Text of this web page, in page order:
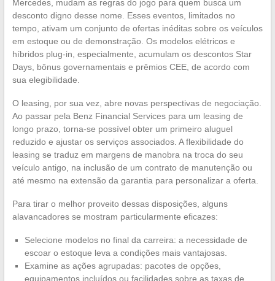
Mercedes, mudam as regras do jogo para quem busca um
desconto digno desse nome. Esses eventos, limitados no
tempo, ativam um conjunto de ofertas inéditas sobre os veículos
em estoque ou de demonstração. Os modelos elétricos e
híbridos plug-in, especialmente, acumulam os descontos Star
Days, bônus governamentais e prêmios CEE, de acordo com
sua elegibilidade.
O leasing, por sua vez, abre novas perspectivas de negociação.
Ao passar pela Benz Financial Services para um leasing de
longo prazo, torna-se possível obter um primeiro aluguel
reduzido e ajustar os serviços associados. A flexibilidade do
leasing se traduz em margens de manobra na troca do seu
veículo antigo, na inclusão de um contrato de manutenção ou
até mesmo na extensão da garantia para personalizar a oferta.
Para tirar o melhor proveito dessas disposições, alguns
alavancadores se mostram particularmente eficazes:
Selecione modelos no final da carreira: a necessidade de
escoar o estoque leva a condições mais vantajosas.
Examine as ações agrupadas: pacotes de opções,
equipamentos incluídos ou facilidades sobre as taxas de